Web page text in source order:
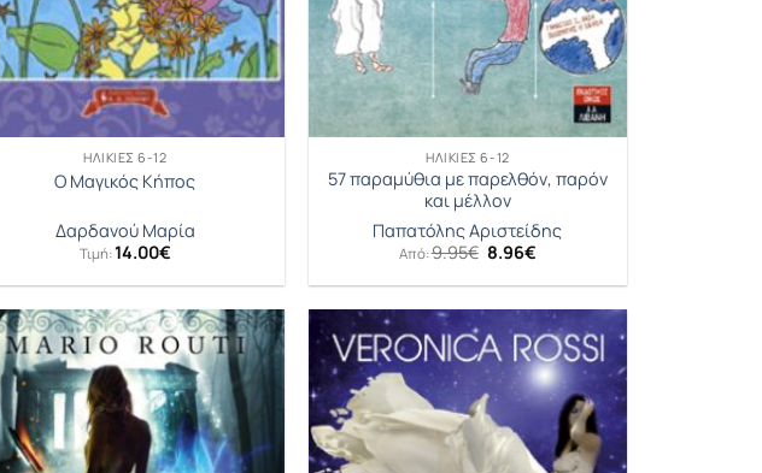
ΗΛΙΚΊΕΣ 6-12
O Mαγικός Κήπος
Δαρδανού Μαρία
Τιμή:14.00€
ΗΛΙΚΊΕΣ 6-12
57 παραμύθια με παρελθόν, παρόν
και μέλλον
Παπατόλης Αριστείδης
Από:9.95€ Original
price
was:
8.96€
τιμή
8.96€.